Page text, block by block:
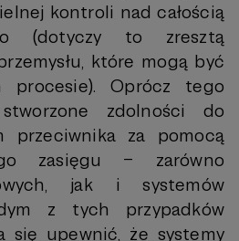
kontroli nad całością
(dotyczy to zresztą
które mogą być
Oprócz tego
zdolności do
przeciwnika za pomocą
zasięgu – zarówno
jak i systemów
z tych przypadków
się upewnić, że systemy